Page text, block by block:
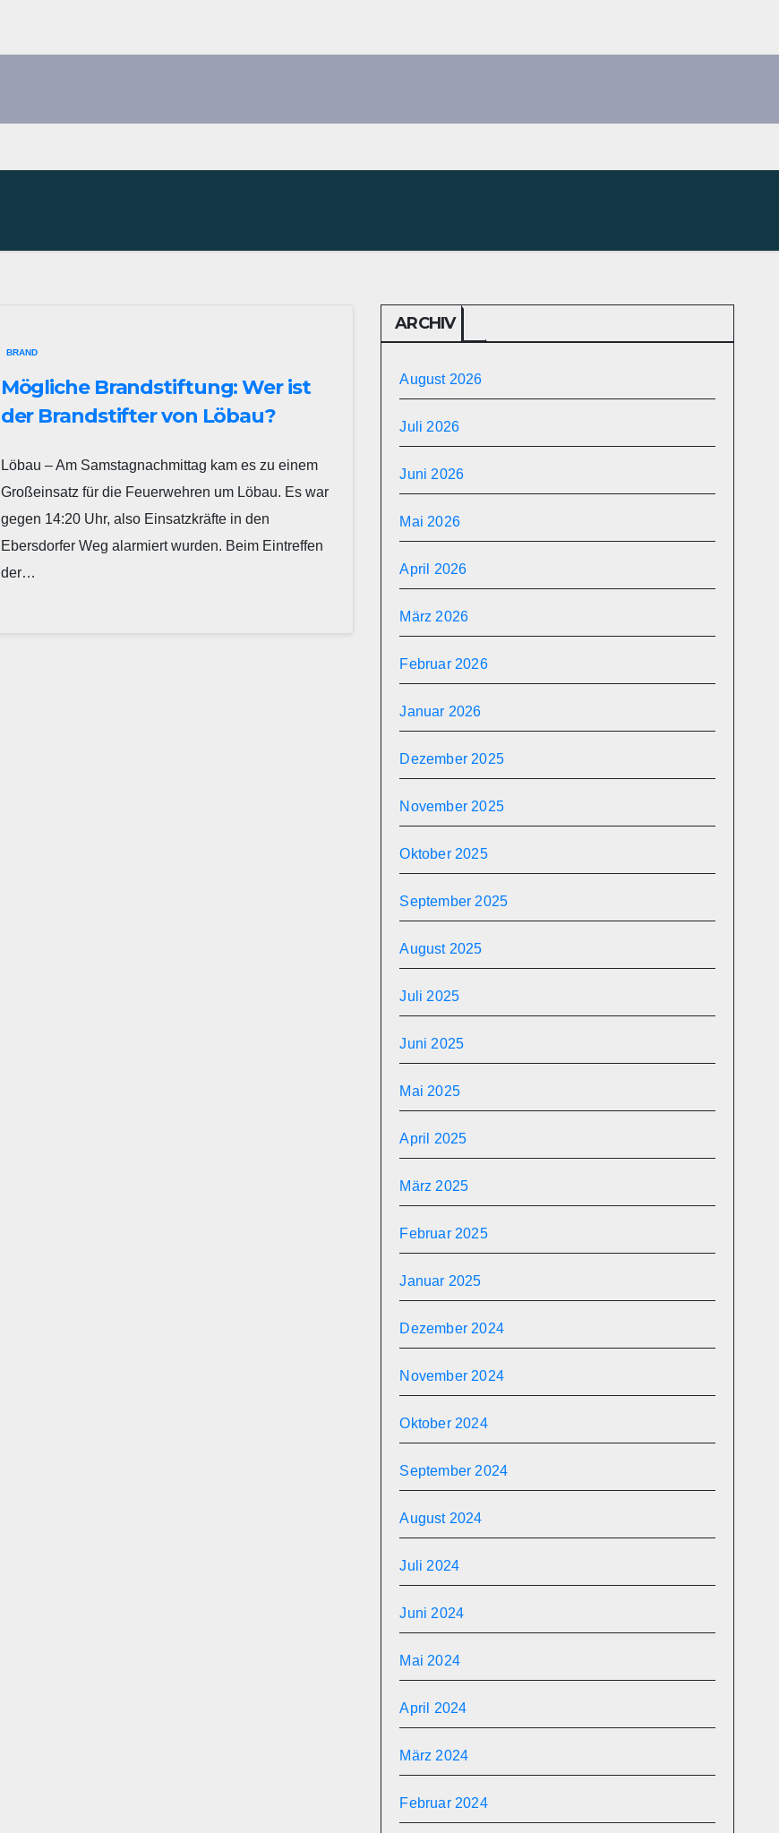
BRAND
Mögliche Brandstiftung: Wer ist
der Brandstifter von Löbau?
Löbau – Am Samstagnachmittag kam es zu einem
Großeinsatz für die Feuerwehren um Löbau. Es war
gegen 14:20 Uhr, also Einsatzkräfte in den
Ebersdorfer Weg alarmiert wurden. Beim Eintreffen
der…
ARCHIV
August 2026
Juli 2026
Juni 2026
Mai 2026
April 2026
März 2026
Februar 2026
Januar 2026
Dezember 2025
November 2025
Oktober 2025
September 2025
August 2025
Juli 2025
Juni 2025
Mai 2025
April 2025
März 2025
Februar 2025
Januar 2025
Dezember 2024
November 2024
Oktober 2024
September 2024
August 2024
Juli 2024
Juni 2024
Mai 2024
April 2024
März 2024
Februar 2024